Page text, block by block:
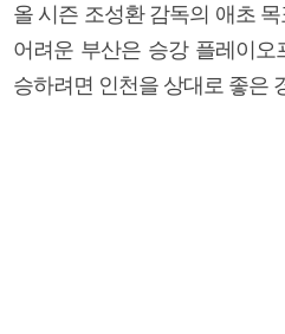
올 시즌 조성환 감독의 애초
어려운 부산은 승강 플레이
승하려면 인천을 상대로 좋은